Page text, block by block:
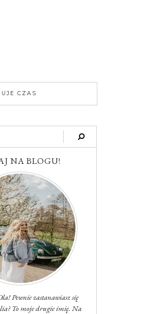
CZAS
NA BLOGU!
Pewnie zastanawiasz się
To moje drugie imię. Na